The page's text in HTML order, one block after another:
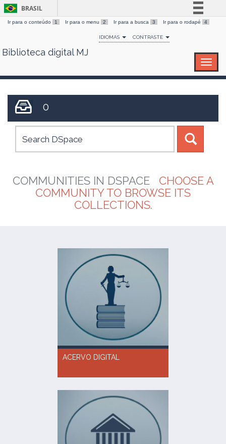
Skip
BRASIL
Simplifique!
Comunica BR
Ir para o conteúdo 1 Ir para o menu 2 Ir para a busca 3 Ir para o rodapé 4
IDIOMAS CONTRASTE
Biblioteca digital MJ
0
COMMUNITIES IN DSPACE
CHOOSE A
COMMUNITY TO BROWSE ITS
COLLECTIONS.
ACERVO DIGITAL